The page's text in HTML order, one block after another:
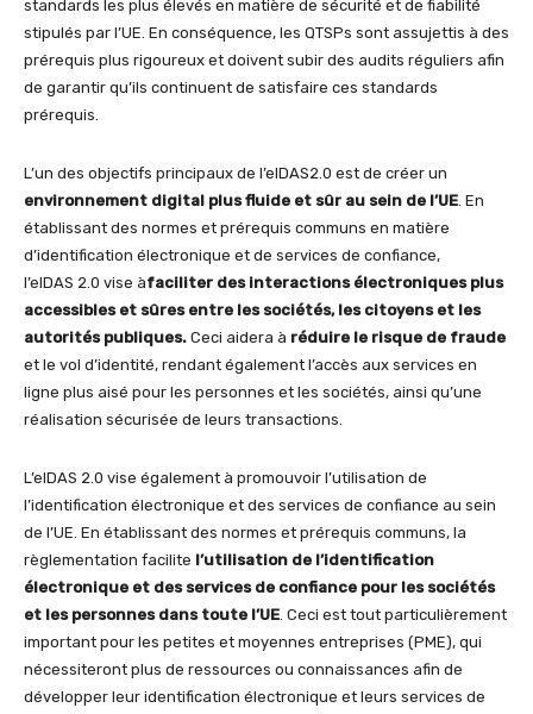
standards les plus élevés en matière de sécurité et de fiabilité
stipulés par l’UE. En conséquence, les QTSPs sont assujettis à des
prérequis plus rigoureux et doivent subir des audits réguliers afin
de garantir qu’ils continuent de satisfaire ces standards
prérequis.
L’un des objectifs principaux de l’eIDAS2.0 est de créer un
environnement digital plus fluide et sûr au sein de l’UE. En
établissant des normes et prérequis communs en matière
d’identification électronique et de services de confiance,
l’eIDAS 2.0 vise àfaciliter des interactions électroniques plus
accessibles et sûres entre les sociétés, les citoyens et les
autorités publiques. Ceci aidera à réduire le risque de fraude
et le vol d’identité, rendant également l’accès aux services en
ligne plus aisé pour les personnes et les sociétés, ainsi qu’une
réalisation sécurisée de leurs transactions.
L’eIDAS 2.0 vise également à promouvoir l’utilisation de
l’identification électronique et des services de confiance au sein
de l’UE. En établissant des normes et prérequis communs, la
règlementation facilite l’utilisation de l’identification
électronique et des services de confiance pour les sociétés
et les personnes dans toute l’UE. Ceci est tout particulièrement
important pour les petites et moyennes entreprises (PME), qui
nécessiteront plus de ressources ou connaissances afin de
développer leur identification électronique et leurs services de